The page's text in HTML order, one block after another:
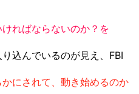
ればならないのか？を
込んでいるのが見え、FBI
にされて、動き始めるのか